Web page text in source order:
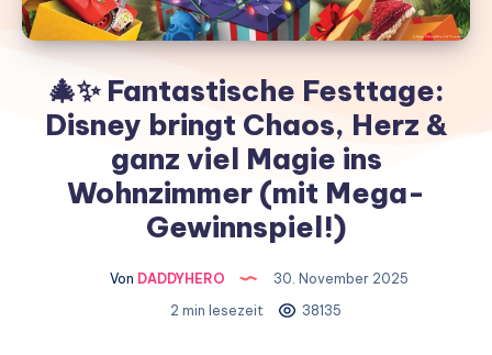
🎄✨ Fantastische Festtage:
Disney bringt Chaos, Herz &
ganz viel Magie ins
Wohnzimmer (mit Mega-
Gewinnspiel!)
Von DADDYHERO
30. November 2025
2 min lesezeit
38135